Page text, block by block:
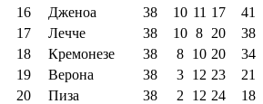
16
Дженоа 38 10 11 17
41
17
Лечче 38 10 8 20
38
18
Кремонезе 38 8 10 20
34
19
Верона 38 3 12 23
21
20
Пиза 38 2 12 24
18